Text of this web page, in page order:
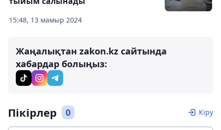
15:48, 13 мамыр 2024
Жаңалықтан zakon.kz сайтында
хабардар болыңыз:
Пікірлер 0 Кіру